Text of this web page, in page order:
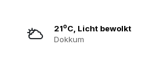
21oC, Licht bewolkt
Dokkum